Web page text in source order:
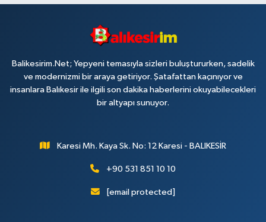
Balikesirim.Net; Yepyeni temasıyla sizleri buluştururken, sadelik
ve modernizmi bir araya getiriyor. Şatafattan kaçınıyor ve
insanlara Balıkesir ile ilgili son dakika haberlerini okuyabilecekleri
bir altyapı sunuyor.
Karesi Mh. Kaya Sk. No: 12 Karesi - BALIKESİR
+90 531 851 10 10
[email protected]